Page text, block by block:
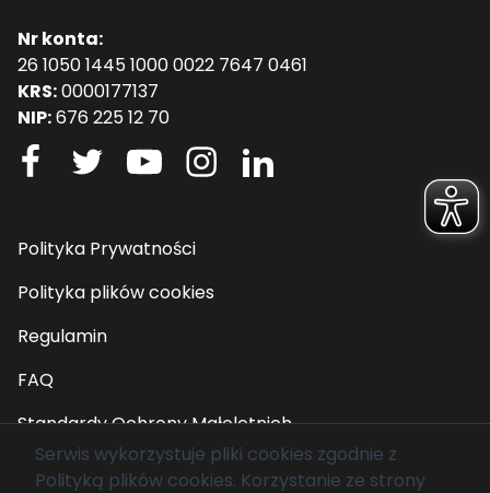
Nr konta:
26 1050 1445 1000 0022 7647 0461
KRS:0000177137
NIP:676 225 12 70
Polityka Prywatności
Polityka plików cookies
Regulamin
FAQ
Standardy Ochrony Małoletnich
Serwis wykorzystuje pliki cookies zgodnie z
Polityką plików cookies. Korzystanie ze strony